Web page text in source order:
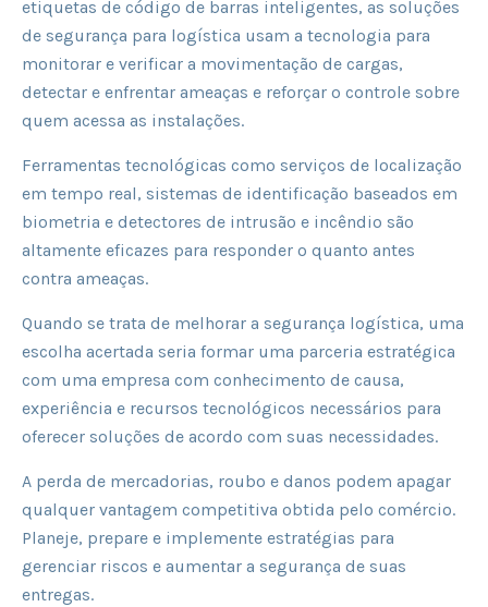
etiquetas de código de barras inteligentes, as soluções
de segurança para logística usam a tecnologia para
monitorar e verificar a movimentação de cargas,
detectar e enfrentar ameaças e reforçar o controle sobre
quem acessa as instalações.
Ferramentas tecnológicas como serviços de localização
em tempo real, sistemas de identificação baseados em
biometria e detectores de intrusão e incêndio são
altamente eficazes para responder o quanto antes
contra ameaças.
Quando se trata de melhorar a segurança logística, uma
escolha acertada seria formar uma parceria estratégica
com uma empresa com conhecimento de causa,
experiência e recursos tecnológicos necessários para
oferecer soluções de acordo com suas necessidades.
A perda de mercadorias, roubo e danos podem apagar
qualquer vantagem competitiva obtida pelo comércio.
Planeje, prepare e implemente estratégias para
gerenciar riscos e aumentar a segurança de suas
entregas.